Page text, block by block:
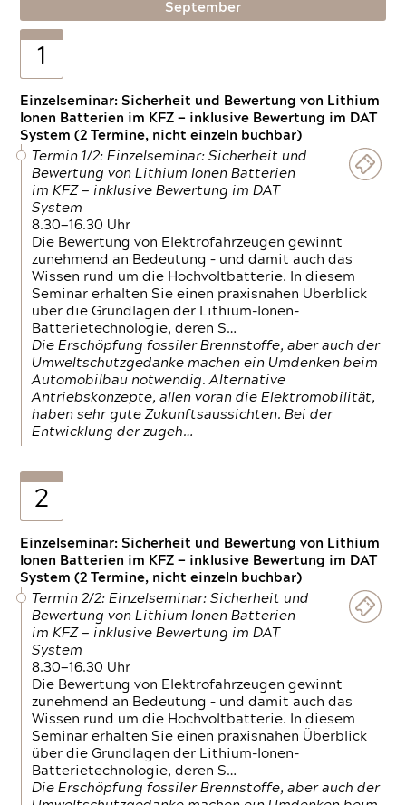
September
1
Einzelseminar: Sicherheit und Bewertung von Lithium
Ionen Batterien im KFZ — inklusive Bewertung im DAT
System (2 Termine, nicht einzeln buchbar)
Termin 1/2: Einzelseminar: Sicherheit und
Bewertung von Lithium Ionen Batterien
im KFZ — inklusive Bewertung im DAT
System
8.30—16.30 Uhr
Die Bewertung von Elektrofahrzeugen gewinnt
zunehmend an Bedeutung – und damit auch das
Wissen rund um die Hochvoltbatterie. In diesem
Seminar erhalten Sie einen praxisnahen Überblick
über die Grundlagen der Lithium-Ionen-
Batterietechnologie, deren S…
Die Erschöpfung fossiler Brennstoffe, aber auch der
Umweltschutzgedanke machen ein Umdenken beim
Automobilbau notwendig. Alternative
Antriebskonzepte, allen voran die Elektromobilität,
haben sehr gute Zukunftsaussichten. Bei der
Entwicklung der zugeh…
2
Einzelseminar: Sicherheit und Bewertung von Lithium
Ionen Batterien im KFZ — inklusive Bewertung im DAT
System (2 Termine, nicht einzeln buchbar)
Termin 2/2: Einzelseminar: Sicherheit und
Bewertung von Lithium Ionen Batterien
im KFZ — inklusive Bewertung im DAT
System
8.30—16.30 Uhr
Die Bewertung von Elektrofahrzeugen gewinnt
zunehmend an Bedeutung – und damit auch das
Wissen rund um die Hochvoltbatterie. In diesem
Seminar erhalten Sie einen praxisnahen Überblick
über die Grundlagen der Lithium-Ionen-
Batterietechnologie, deren S…
Die Erschöpfung fossiler Brennstoffe, aber auch der